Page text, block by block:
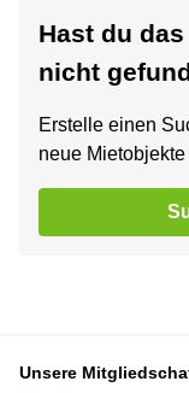
Hast du
nicht
Erstelle einen
neue
Unsere